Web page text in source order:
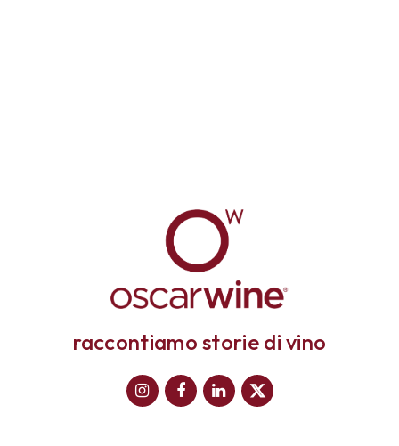
raccontiamo storie di vino